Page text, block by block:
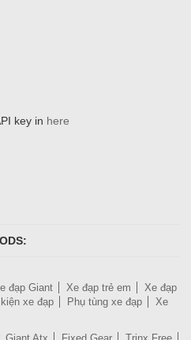
key in here
đạp Giant Xe đạp trẻ em
Xe đạp
xe đạp Phụ tùng xe đạp
Xe